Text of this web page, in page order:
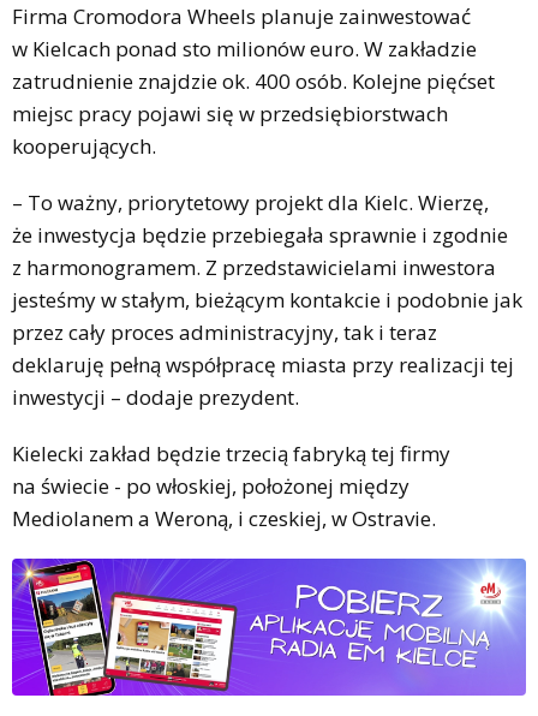
Firma Cromodora Wheels planuje zainwestować
w Kielcach ponad sto milionów euro. W zakładzie
zatrudnienie znajdzie ok. 400 osób. Kolejne pięćset
miejsc pracy pojawi się w przedsiębiorstwach
kooperujących.
– To ważny, priorytetowy projekt dla Kielc. Wierzę,
że inwestycja będzie przebiegała sprawnie i zgodnie
z harmonogramem. Z przedstawicielami inwestora
jesteśmy w stałym, bieżącym kontakcie i podobnie jak
przez cały proces administracyjny, tak i teraz
deklaruję pełną współpracę miasta przy realizacji tej
inwestycji – dodaje prezydent.
Kielecki zakład będzie trzecią fabryką tej firmy
na świecie - po włoskiej, położonej między
Mediolanem a Weroną, i czeskiej, w Ostravie.